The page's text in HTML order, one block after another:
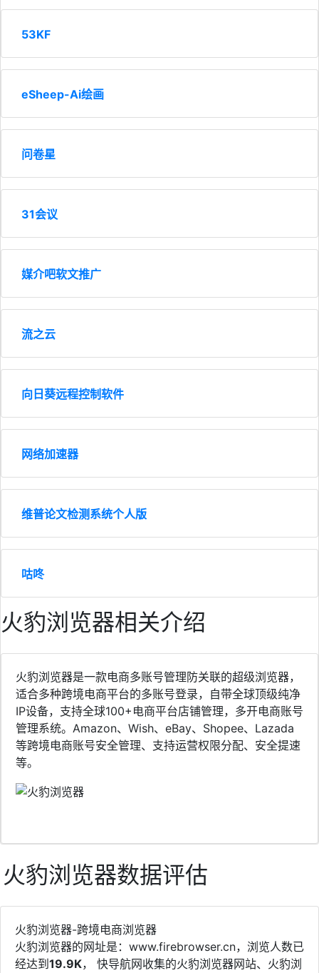
53KF
eSheep-Ai绘画
问卷星
31会议
媒介吧软文推广
流之云
向日葵远程控制软件
网络加速器
维普论文检测系统个人版
咕咚
火豹浏览器相关介绍
火豹浏览器是一款电商多账号管理防关联的超级浏览器，
适合多种跨境电商平台的多账号登录，自带全球顶级纯净
IP设备，支持全球100+电商平台店铺管理，多开电商账号
管理系统。Amazon、Wish、eBay、Shopee、Lazada
等跨境电商账号安全管理、支持运营权限分配、安全提速
等。
火豹浏览器数据评估
火豹浏览器-跨境电商浏览器
火豹浏览器的网址是：www.firebrowser.cn，浏览人数已
经达到 19.9K， 快导航网收集的火豹浏览器网站、火豹浏